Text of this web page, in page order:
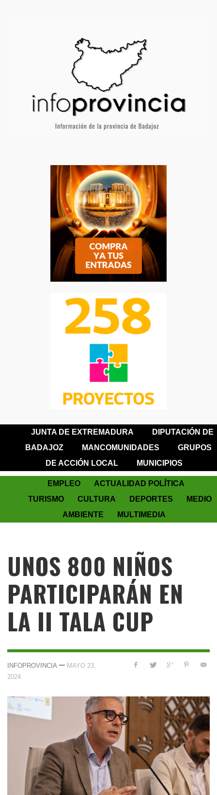
JUNTA DE EXTREMADURA
DIPUTACIÓN DE
BADAJOZ
MANCOMUNIDADES
GRUPOS
DE ACCIÓN LOCAL
MUNICIPIOS
EMPLEO
ACTUALIDAD POLÍTICA
TURISMO
CULTURA DEPORTES
MEDIO
AMBIENTE
MULTIMEDIA
UNOS 800 NIÑOS
PARTICIPARÁN EN
LA II TALA CUP
INFOPROVINCIA — MAYO 23,
2024